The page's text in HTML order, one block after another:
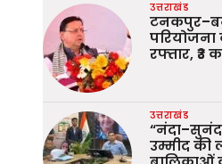
उत्तराखंड
परियोजना
रफ्तार, ₹3
उत्तराखंड
उम्मीद की